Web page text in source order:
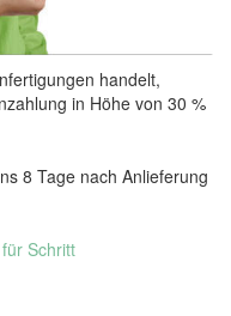
handelt,
in Höhe von 30 %
8 Tage nach Anlieferung
Schritt